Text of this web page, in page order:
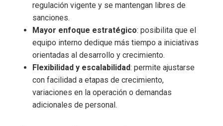
regulación vigente y se mantengan libres de
sanciones.
Mayor enfoque estratégico: posibilita que el
equipo interno dedique más tiempo a iniciativas
orientadas al desarrollo y crecimiento.
Flexibilidad y escalabilidad: permite ajustarse
con facilidad a etapas de crecimiento,
variaciones en la operación o demandas
adicionales de personal.